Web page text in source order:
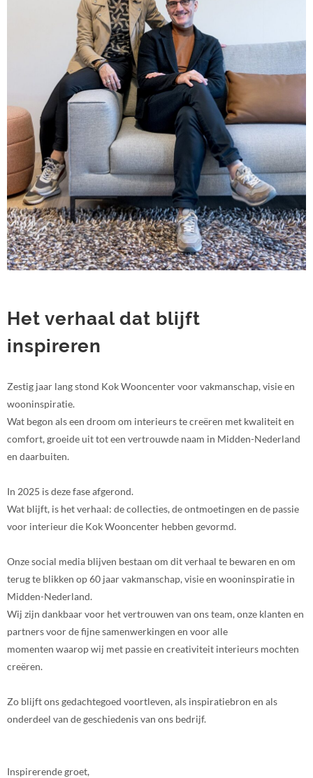
Het verhaal dat blijft
inspireren
Zestig jaar lang stond Kok Wooncenter voor vakmanschap, visie en
wooninspiratie.
Wat begon als een droom om interieurs te creëren met kwaliteit en
comfort, groeide uit tot een vertrouwde naam in Midden-Nederland
en daarbuiten.
In 2025 is deze fase afgerond.
Wat blijft, is het verhaal: de collecties, de ontmoetingen en de passie
voor interieur die Kok Wooncenter hebben gevormd.
Onze social media blijven bestaan om dit verhaal te bewaren en om
terug te blikken op 60 jaar vakmanschap, visie en wooninspiratie in
Midden-Nederland.
Wij zijn dankbaar voor het vertrouwen van ons team, onze klanten en
partners voor de fijne samenwerkingen en voor alle
momenten waarop wij met passie en creativiteit interieurs mochten
creëren.
Zo blijft ons gedachtegoed voortleven, als inspiratiebron en als
onderdeel van de geschiedenis van ons bedrijf.
Inspirerende groet,